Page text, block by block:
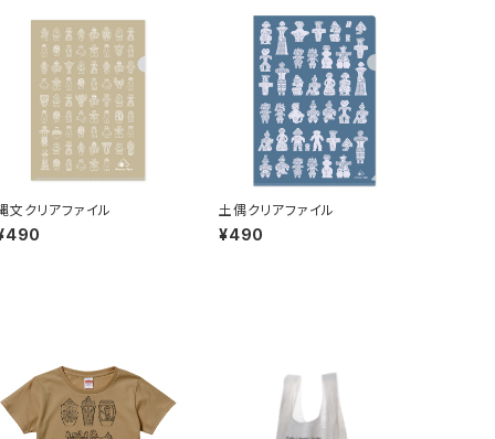
文クリアファイル 土偶クリアファイル
¥490